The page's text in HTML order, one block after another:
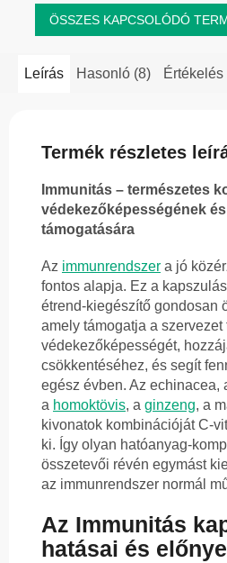
ÖSSZES KAPCSOLÓDÓ
Leírás Hasonló (8) Értékelés
Termék részletes
Immunitás – természetes
védekezőképességének
támogatására
Az immunrendszer a jó
fontos alapja. Ez a
étrend-kiegészítő gondosan
amely támogatja a szervezet
védekezőképességét,
csökkentéséhez, és segít
egész évben. Az echinacea,
a homoktövis, a ginzeng, a
kivonatok kombinációját C-
ki. Így olyan hatóanyag-
összetevői révén egymást
az immunrendszer normál
Az Immunitás
hatásai és